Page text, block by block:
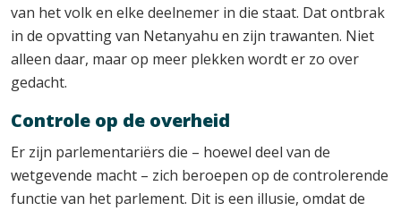
van het volk en elke deelnemer in die staat. Dat ontbrak
in de opvatting van Netanyahu en zijn trawanten. Niet
alleen daar, maar op meer plekken wordt er zo over
gedacht.
Controle op de overheid
Er zijn parlementariërs die – hoewel deel van de
wetgevende macht – zich beroepen op de controlerende
functie van het parlement. Dit is een illusie, omdat de